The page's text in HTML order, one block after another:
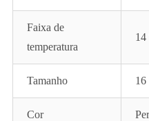
Faixa de
temperatura
14
Tamanho 16
Cor